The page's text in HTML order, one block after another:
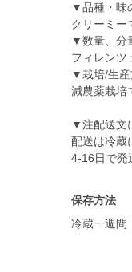
▼品種・味
クリーミー
▼数量、分
フィレンツ
▼栽培/生産
減農薬栽培
▼注配送文
配送は冷蔵
4-16日で発
保存方法
冷蔵一週間